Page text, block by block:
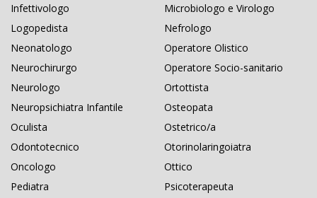
Infettivologo
Logopedista
Microbiologo e Virologo
Nefrologo
Neonatologo
Neurochirurgo
Neurologo
Neuropsichiatra Infantile
Oculista
Odontotecnico
Oncologo
Operatore Olistico
Operatore Socio-sanitario
Ortottista
Osteopata
Ostetrico/a
Otorinolaringoiatra
Ottico
Pediatra
Psicoterapeuta